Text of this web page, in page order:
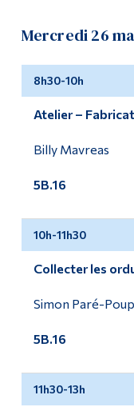
Mercredi 26
8h30-10h
Atelier –
Billy Mavreas
5B.16
10h-11h30
Collecter les
Simon Paré-
5B.16
11h30-13h